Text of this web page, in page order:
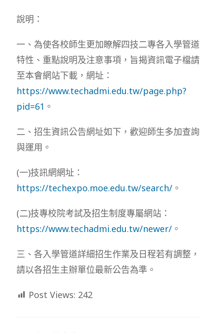
說明：
一、為使各校師生更加瞭解四技二專各入學管道
特性、重點說明及注意事項，旨揭資訊電子檔請
至本會網站下載，網址：
https://www.techadmi.edu.tw/page.php?
pid=61 。
二、招生資訊公告網址如下，歡迎師生多加查詢
與運用。
(一)技訊網網址：
https://techexpo.moe.edu.tw/search/。
(二)技專校院考試及招生制度專屬網站：
https://www.techadmi.edu.tw/newer/。
三、各入學管道詳細招生作業及日程若有調整，
請以各招生主辦單位最新公告為準。
Post Views: 242